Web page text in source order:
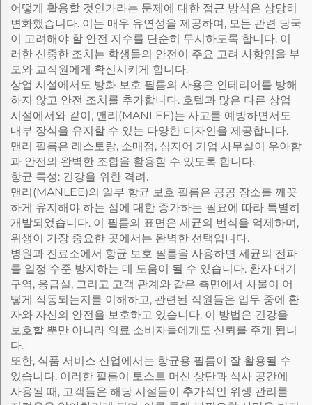
어떻게 활용할 것인가라는 문제에 대한 접근 방식은 상당히
변화했습니다. 이는 매우 유연성을 제공하여, 모든 관련 당국
이 고려해야 할 안전 지수를 단순히 무시하도록 합니다. 이
러한 신중한 조치는 학생들의 안전이 주요 고려 사항임을 부
모와 교직원에게 확신시키게 합니다.
상업 시설에서도 방화 보호 필름의 사용은 인테리어를 방해
하지 않고 안전 조치를 추가합니다. 호텔과 많은 다른 상업
시설에서와 같이, 맨리(MANLEE)는 사고를 예방하면서도
내부 장식을 유지할 수 있는 다양한 디자인을 제공합니다.
맨리 필름은 레스토랑, 소매점, 심지어 기업 사무실이 우아함
과 안전의 완벽한 조합을 활용할 수 있도록 합니다.
항균 특성: 건강을 위한 격려.
맨리(MANLEE)의 일부 항균 보호 필름은 공공 장소를 깨끗
하게 유지해야 하는 점에 대한 증가하는 필요에 따라 특별히
개발되었습니다. 이 필름의 표면은 세균의 번식을 억제하며,
위생이 가장 중요한 곳에서는 완벽한 선택입니다.
병원과 진료소에서 항균 보호 필름을 사용하면 세균의 전파
를 일정 수준 방지하는 데 도움이 될 수 있습니다. 환자 대기
구역, 응급실, 그리고 고객 관계와 같은 측면에서 사물이 어
떻게 작동되는지를 이해하고, 관련된 직원들은 업무 중에 환
자와 자신의 안전을 보호하고 있습니다. 이 방법은 건강을
보호할 뿐만 아니라 의료 소비자들에게도 신뢰를 주게 됩니
다.
또한, 식품 서비스 산업에서는 항균용 필름이 잘 활용될 수
있습니다. 이러한 필름이 토스트 머신 상단과 식사 공간에
사용될 때, 고객들은 해당 시설들이 추가적인 위생 관리를